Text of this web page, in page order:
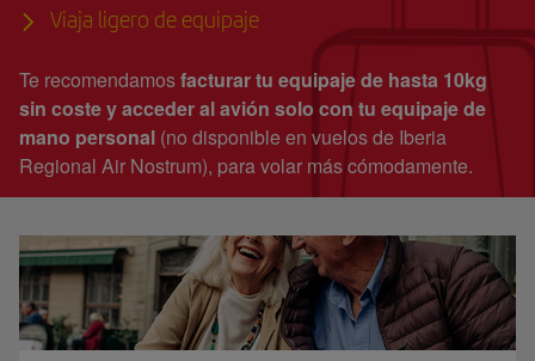
Viaja ligero de equipaje
Te recomendamosfacturar tu equipaje de hasta 10kg
sin coste y acceder al avión solo con tu equipaje de
mano personal (no disponible en vuelos de Iberia
Regional Air Nostrum), para volar más cómodamente.